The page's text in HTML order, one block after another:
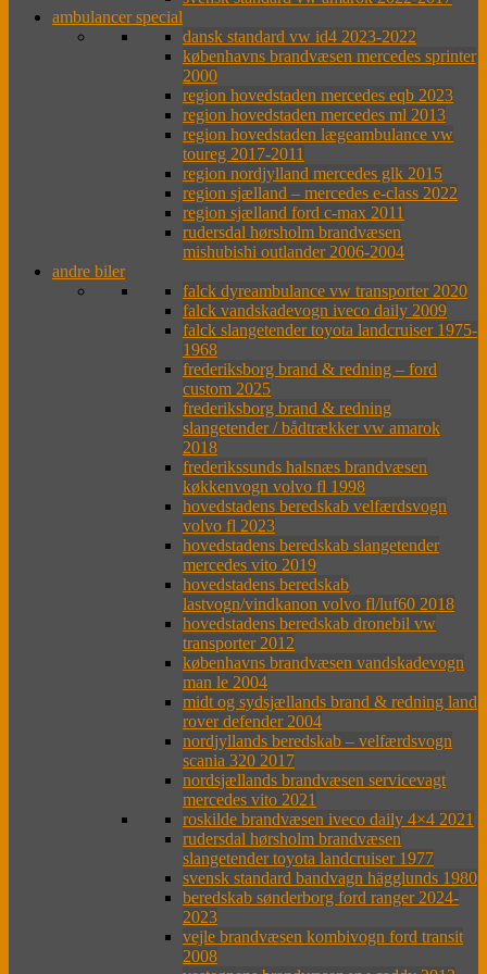
ambulancer special
dansk standard vw id4 2023-2022
københavns brandvæsen mercedes sprinter
2000
region hovedstaden mercedes eqb 2023
region hovedstaden mercedes ml 2013
region hovedstaden lægeambulance vw
toureg 2017-2011
region nordjylland mercedes glk 2015
region sjælland – mercedes e-class 2022
region sjælland ford c-max 2011
rudersdal hørsholm brandvæsen
mishubishi outlander 2006-2004
andre biler
falck dyreambulance vw transporter 2020
falck vandskadevogn iveco daily 2009
falck slangetender toyota landcruiser 1975-
1968
frederiksborg brand & redning – ford
custom 2025
frederiksborg brand & redning
slangetender / bådtrækker vw amarok
2018
frederikssunds halsnæs brandvæsen
køkkenvogn volvo fl 1998
hovedstadens beredskab velfærdsvogn
volvo fl 2023
hovedstadens beredskab slangetender
mercedes vito 2019
hovedstadens beredskab
lastvogn/vindkanon volvo fl/luf60 2018
hovedstadens beredskab dronebil vw
transporter 2012
københavns brandvæsen vandskadevogn
man le 2004
midt og sydsjællands brand & redning land
rover defender 2004
nordjyllands beredskab – velfærdsvogn
scania 320 2017
nordsjællands brandvæsen servicevagt
mercedes vito 2021
roskilde brandvæsen iveco daily 4×4 2021
rudersdal hørsholm brandvæsen
slangetender toyota landcruiser 1977
svensk standard bandvagn hägglunds 1980
beredskab sønderborg ford ranger 2024-
2023
vejle brandvæsen kombivogn ford transit
2008